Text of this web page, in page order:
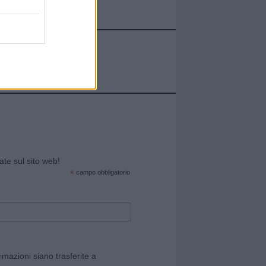
sul sito web!
* campo obbligatorio
siano trasferite a